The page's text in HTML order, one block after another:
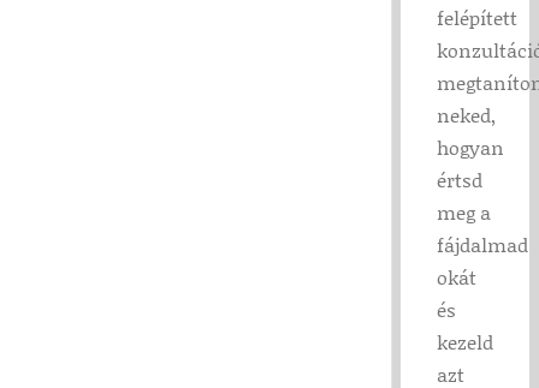
felépített
neked,
hogyan
értsd
meg a
fájdalmad
okát
és
kezeld
azt